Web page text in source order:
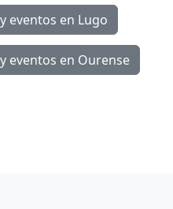
eventos en Lugo
eventos en Ourense